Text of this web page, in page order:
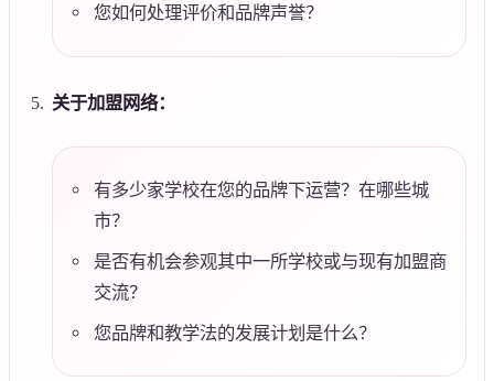
您如何处理评价和品牌声誉？
关于加盟网络：
有多少家学校在您的品牌下运营？在哪些城
市？
是否有机会参观其中一所学校或与现有加盟商
交流？
您品牌和教学法的发展计划是什么？